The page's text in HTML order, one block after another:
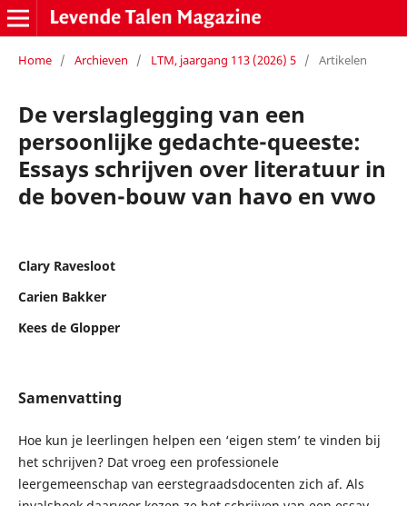
Home / Archieven / LTM, jaargang 113 (2026) 5 / Artikelen
De verslaglegging van een
persoonlijke gedachte-queeste:
Essays schrijven over literatuur in
de boven-bouw van havo en vwo
Clary Ravesloot
Carien Bakker
Kees de Glopper
Samenvatting
Hoe kun je leerlingen helpen een ‘eigen stem’ te vinden bij
het schrijven? Dat vroeg een professionele
leergemeenschap van eerstegraadsdocenten zich af. Als